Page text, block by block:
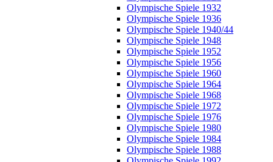
Olympische Spiele 1932
Olympische Spiele 1936
Olympische Spiele 1940/44
Olympische Spiele 1948
Olympische Spiele 1952
Olympische Spiele 1956
Olympische Spiele 1960
Olympische Spiele 1964
Olympische Spiele 1968
Olympische Spiele 1972
Olympische Spiele 1976
Olympische Spiele 1980
Olympische Spiele 1984
Olympische Spiele 1988